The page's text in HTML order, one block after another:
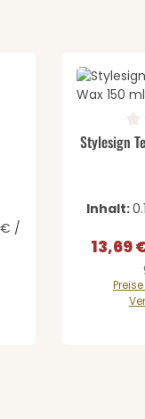
Gib den
von 0 von 5 Sternen
€ /
Stylesign
Inhalt:
13,69